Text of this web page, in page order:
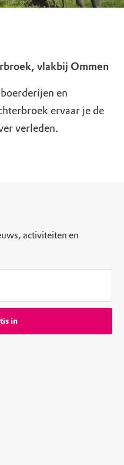
vlakbij Ommen
en
ervaar je de
verleden.
activiteiten en
in